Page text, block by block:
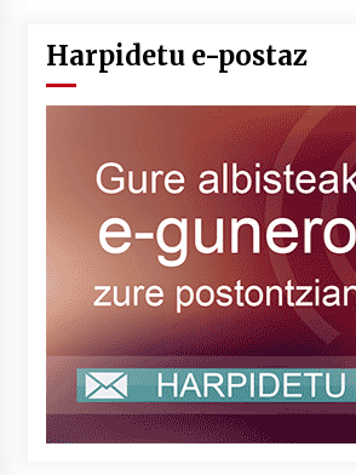
Harpidetu e-postaz